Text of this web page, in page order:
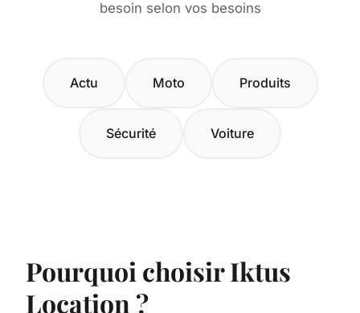
besoin selon vos besoins
Actu Moto Produits
Sécurité Voiture
Pourquoi choisir Iktus
Location ?